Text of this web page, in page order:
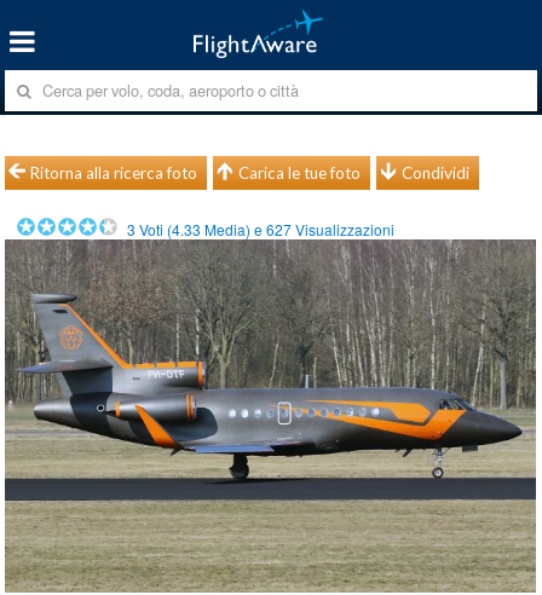
Ritorna alla ricerca foto Carica le tue foto Condividi
3 Voti (4.33 Media) e627Visualizzazioni